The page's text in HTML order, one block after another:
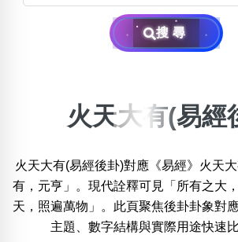
搜尋
位置:
一 二 三 四 五 六 七 八
火天大有(易經
火天大有(易經後卦)對應《易經》火天
有，元亨」。現代詮釋可見「所有之大
天，照遍萬物」。此頁聚焦後卦卦象對
主題、數字結構與實際用途快速